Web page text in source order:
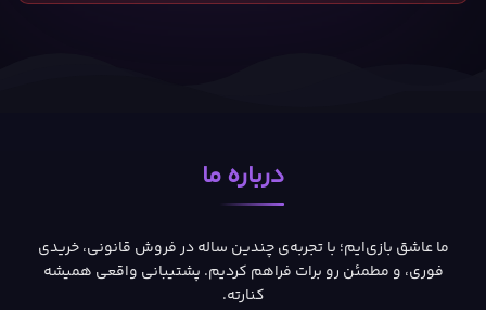
درباره ما
ما عاشق بازی‌ایم؛ با تجربه‌ی چندین ساله در فروش قانونی، خریدی
فوری، و مطمئن رو برات فراهم کردیم. پشتیبانی واقعی همیشه
کنارته.